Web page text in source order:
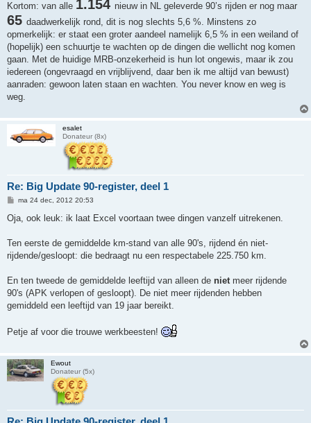
Kortom: van alle 1.154 nieuw in NL geleverde 90’s rijden er nog maar
65 daadwerkelijk rond, dit is nog slechts 5,6 %. Minstens zo
opmerkelijk: er staat een groter aandeel namelijk 6,5 % in een weiland of
(hopelijk) een schuurtje te wachten op de dingen die wellicht nog komen
gaan. Met de huidige MRB-onzekerheid is hun lot ongewis, maar ik zou
iedereen (ongevraagd en vrijblijvend, daar ben ik me altijd van bewust)
aanraden: gewoon laten staan en wachten. You never know en weg is
weg.
esalet
Donateur (8x)
Re: Big Update 90-register, deel 1
B
r
i
h
ma 24 dec, 2012 20:53
Oja, ook leuk: ik laat Excel voortaan twee dingen vanzelf uitrekenen.
Ten eerste de gemiddelde km-stand van alle 90's, rijdend én niet-
rijdende/gesloopt: die bedraagt nu een respectabele 225.750 km.
En ten tweede de gemiddelde leeftijd van alleen de niet meer rijdende
90's (APK verlopen of gesloopt). De niet meer rijdenden hebben
gemiddeld een leeftijd van 19 jaar bereikt.
Petje af voor die trouwe werkbeesten!
Ewout
Donateur (5x)